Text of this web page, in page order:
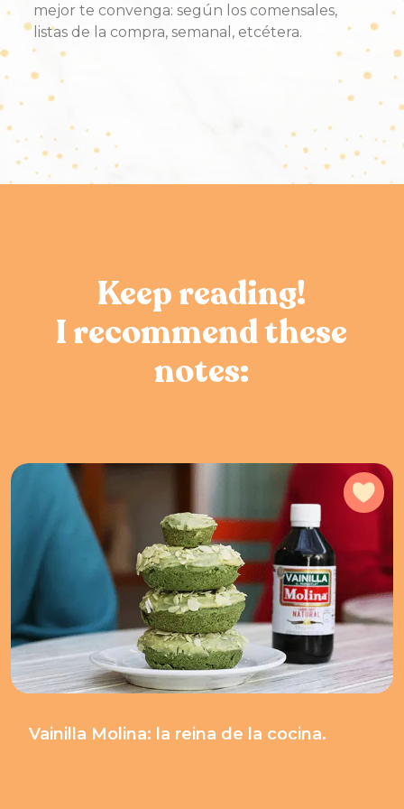
mejor te convenga: según los comensales,
listas de la compra, semanal, etcétera.
Keep reading!
I recommend these
notes:
Vainilla Molina: la reina de la cocina.